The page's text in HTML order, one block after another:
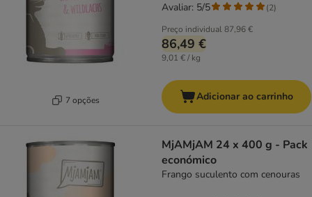
7 opções
Preço individual87,96 €
86,49 €
9,01 € / kg
Avaliar: 5/5 (2)
Adicionar ao carrinho
MjAMjAM 24 x 400 g - Pack
económico
Frango suculento com cenouras